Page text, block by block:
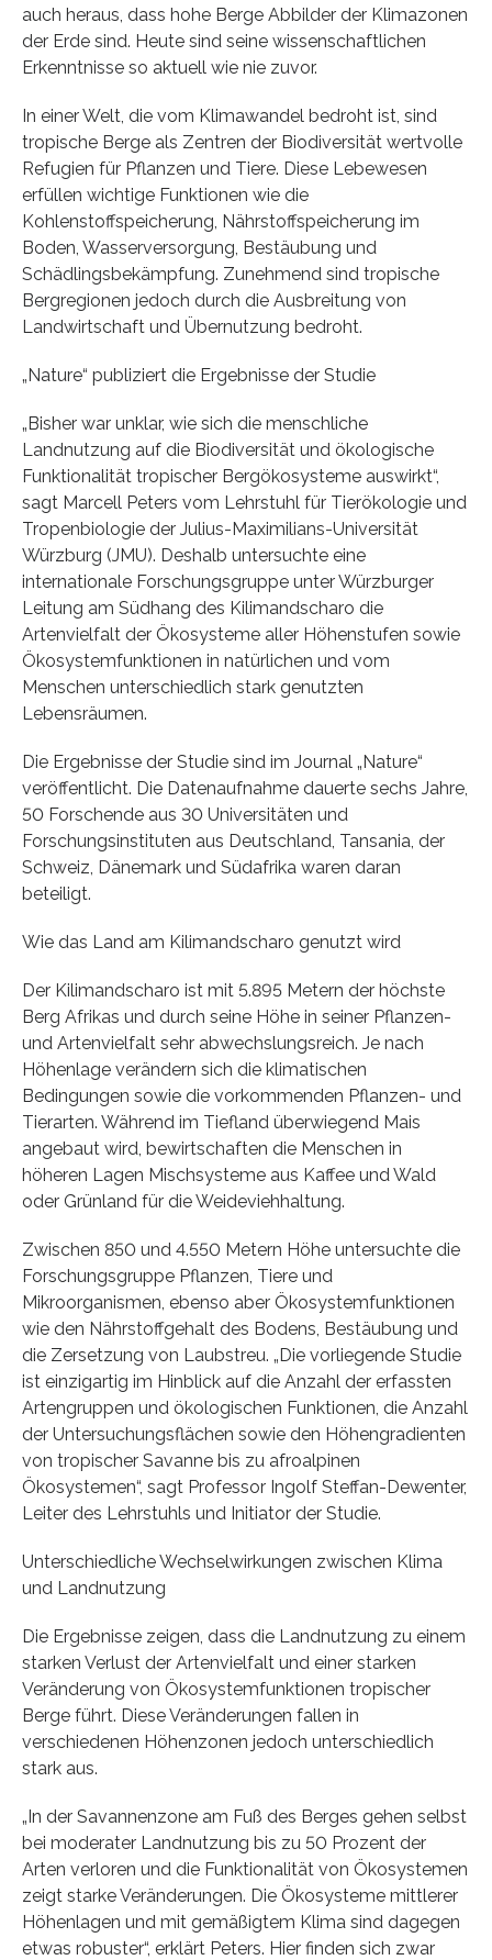
auch heraus, dass hohe Berge Abbilder der Klimazonen
der Erde sind. Heute sind seine wissenschaftlichen
Erkenntnisse so aktuell wie nie zuvor.
In einer Welt, die vom Klimawandel bedroht ist, sind
tropische Berge als Zentren der Biodiversität wertvolle
Refugien für Pflanzen und Tiere. Diese Lebewesen
erfüllen wichtige Funktionen wie die
Kohlenstoffspeicherung, Nährstoffspeicherung im
Boden, Wasserversorgung, Bestäubung und
Schädlingsbekämpfung. Zunehmend sind tropische
Bergregionen jedoch durch die Ausbreitung von
Landwirtschaft und Übernutzung bedroht.
„Nature“ publiziert die Ergebnisse der Studie
„Bisher war unklar, wie sich die menschliche
Landnutzung auf die Biodiversität und ökologische
Funktionalität tropischer Bergökosysteme auswirkt“,
sagt Marcell Peters vom Lehrstuhl für Tierökologie und
Tropenbiologie der Julius-Maximilians-Universität
Würzburg (JMU). Deshalb untersuchte eine
internationale Forschungsgruppe unter Würzburger
Leitung am Südhang des Kilimandscharo die
Artenvielfalt der Ökosysteme aller Höhenstufen sowie
Ökosystemfunktionen in natürlichen und vom
Menschen unterschiedlich stark genutzten
Lebensräumen.
Die Ergebnisse der Studie sind im Journal „Nature“
veröffentlicht. Die Datenaufnahme dauerte sechs Jahre,
50 Forschende aus 30 Universitäten und
Forschungsinstituten aus Deutschland, Tansania, der
Schweiz, Dänemark und Südafrika waren daran
beteiligt.
Wie das Land am Kilimandscharo genutzt wird
Der Kilimandscharo ist mit 5.895 Metern der höchste
Berg Afrikas und durch seine Höhe in seiner Pflanzen-
und Artenvielfalt sehr abwechslungsreich. Je nach
Höhenlage verändern sich die klimatischen
Bedingungen sowie die vorkommenden Pflanzen- und
Tierarten. Während im Tiefland überwiegend Mais
angebaut wird, bewirtschaften die Menschen in
höheren Lagen Mischsysteme aus Kaffee und Wald
oder Grünland für die Weideviehhaltung.
Zwischen 850 und 4.550 Metern Höhe untersuchte die
Forschungsgruppe Pflanzen, Tiere und
Mikroorganismen, ebenso aber Ökosystemfunktionen
wie den Nährstoffgehalt des Bodens, Bestäubung und
die Zersetzung von Laubstreu. „Die vorliegende Studie
ist einzigartig im Hinblick auf die Anzahl der erfassten
Artengruppen und ökologischen Funktionen, die Anzahl
der Untersuchungsflächen sowie den Höhengradienten
von tropischer Savanne bis zu afroalpinen
Ökosystemen“, sagt Professor Ingolf Steffan-Dewenter,
Leiter des Lehrstuhls und Initiator der Studie.
Unterschiedliche Wechselwirkungen zwischen Klima
und Landnutzung
Die Ergebnisse zeigen, dass die Landnutzung zu einem
starken Verlust der Artenvielfalt und einer starken
Veränderung von Ökosystemfunktionen tropischer
Berge führt. Diese Veränderungen fallen in
verschiedenen Höhenzonen jedoch unterschiedlich
stark aus.
„In der Savannenzone am Fuß des Berges gehen selbst
bei moderater Landnutzung bis zu 50 Prozent der
Arten verloren und die Funktionalität von Ökosystemen
zeigt starke Veränderungen. Die Ökosysteme mittlerer
Höhenlagen und mit gemäßigtem Klima sind dagegen
etwas robuster“, erklärt Peters. Hier finden sich zwar